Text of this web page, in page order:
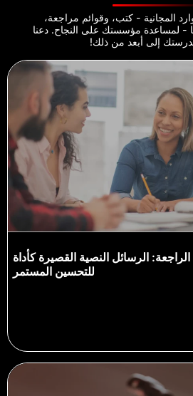
المجانية - كتب، وقوائم مراجعة،
- لمساعدة مؤسستك على النجاح. دعنا
إلى أبعد من ذلك!
الرسائل النصية القصيرة كأداة
للتحسين المستمر